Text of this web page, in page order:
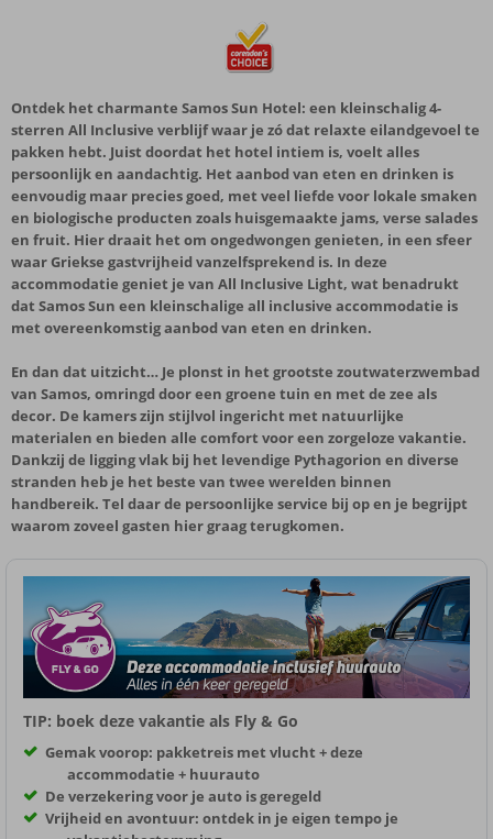
Ontdek het charmante Samos Sun Hotel: een kleinschalig 4-
sterren All Inclusive verblijf waar je zó dat relaxte eilandgevoel te
pakken hebt. Juist doordat het hotel intiem is, voelt alles
persoonlijk en aandachtig. Het aanbod van eten en drinken is
eenvoudig maar precies goed, met veel liefde voor lokale smaken
en biologische producten zoals huisgemaakte jams, verse salades
en fruit. Hier draait het om ongedwongen genieten, in een sfeer
waar Griekse gastvrijheid vanzelfsprekend is. In deze
accommodatie geniet je van All Inclusive Light, wat benadrukt
dat Samos Sun een kleinschalige all inclusive accommodatie is
met overeenkomstig aanbod van eten en drinken.
En dan dat uitzicht… Je plonst in het grootste zoutwaterzwembad
van Samos, omringd door een groene tuin en met de zee als
decor. De kamers zijn stijlvol ingericht met natuurlijke
materialen en bieden alle comfort voor een zorgeloze vakantie.
Dankzij de ligging vlak bij het levendige Pythagorion en diverse
stranden heb je het beste van twee werelden binnen
handbereik. Tel daar de persoonlijke service bij op en je begrijpt
waarom zoveel gasten hier graag terugkomen.
TIP: boek deze vakantie als Fly & Go
Gemak voorop: pakketreis met vlucht + deze
accommodatie + huurauto
De verzekering voor je auto is geregeld
Vrijheid en avontuur: ontdek in je eigen tempo je